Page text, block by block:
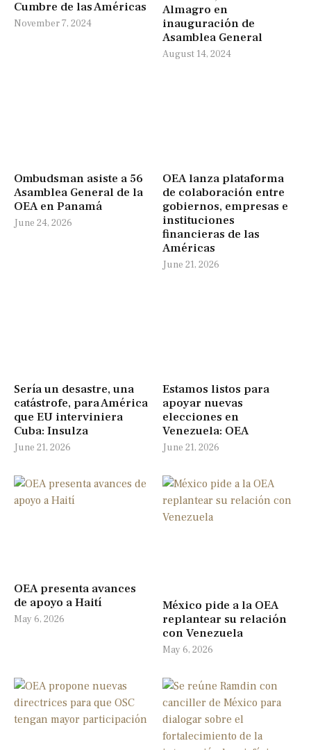
Cumbre de las Américas
November 7, 2024
Almagro en
inauguración de
Asamblea General
August 14, 2024
Ombudsman asiste a 56
Asamblea General de la
OEA en Panamá
June 24, 2026
OEA lanza plataforma
de colaboración entre
gobiernos, empresas e
instituciones
financieras de las
Américas
June 21, 2026
Sería un desastre, una
catástrofe, para América
que EU interviniera
Cuba: Insulza
June 21, 2026
Estamos listos para
apoyar nuevas
elecciones en
Venezuela: OEA
June 21, 2026
OEA presenta avances
de apoyo a Haití
May 6, 2026
México pide a la OEA
replantear su relación
con Venezuela
May 6, 2026